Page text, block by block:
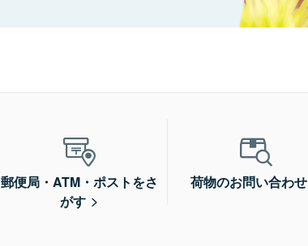
郵便局・ATM・ポストをさ
がす
荷物のお問い合わせ